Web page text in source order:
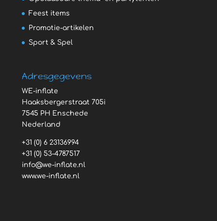
Feest items
Promotie-artikelen
Sport & Spel
Adresgegevens
WE-inflate
Haaksbergerstraat 705i
7545 PH Enschede
Nederland
+31 (0) 6 23136994
+31 (0) 53-4787517
info@we-inflate.nl
www.we-inflate.nl